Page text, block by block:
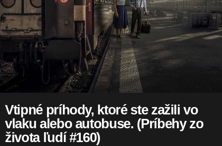
Vtipné príhody, ktoré ste zažili vo
vlaku alebo autobuse. (Príbehy zo
života ľudí #160)